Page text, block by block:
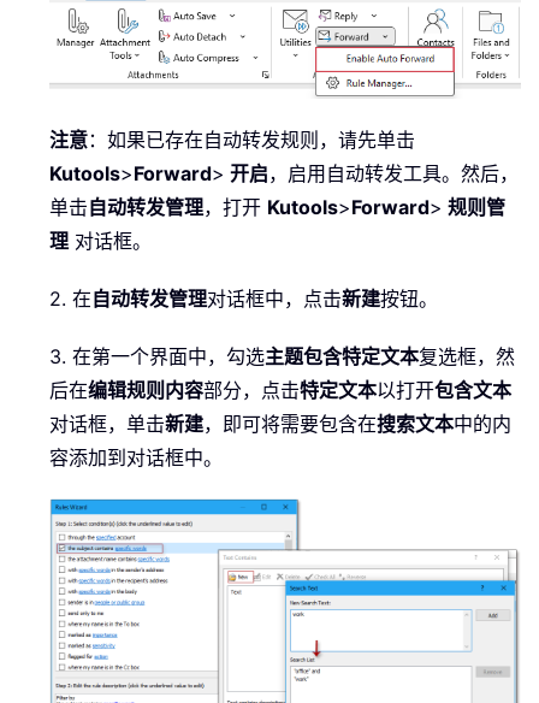
注意：如果已存在自动转发规则，请先单击
Kutools>Forward> 开启，启用自动转发工具。然后，
单击自动转发管理，打开 Kutools>Forward> 规则管
理 对话框。
2. 在自动转发管理对话框中，点击新建按钮。
3. 在第一个界面中，勾选主题包含特定文本复选框，然
后在编辑规则内容部分，点击特定文本以打开包含文本
对话框，单击新建，即可将需要包含在搜索文本中的内
容添加到对话框中。